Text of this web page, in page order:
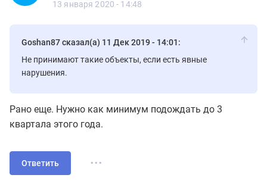
13 января 2020 - 14:48
Goshan87 сказал(а) 11 Дек 2019 - 14:01:
Не принимают такие объекты, если есть явные
нарушения.
Рано еще. Нужно как минимум подождать до 3
квартала этого года.
Ответить ...